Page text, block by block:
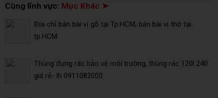
Cùng lĩnh vực: Mục Khác ➤
Địa chỉ bán bài vị gỗ tại Tp.HCM, bán bài vị thờ tại
tp.HCM
Thùng đựng rác bảo vệ môi trường, thùng rác 120l 240
giá rẻ- lh 0911082000